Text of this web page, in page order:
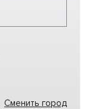
Сменить город